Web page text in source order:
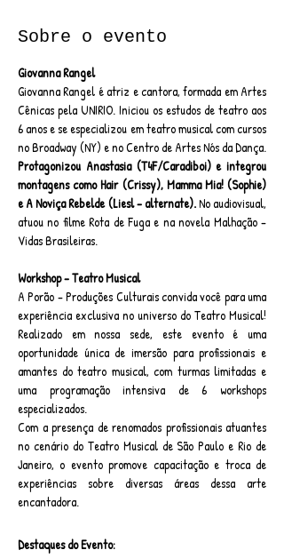
Sobre o evento
Giovanna Rangel
Giovanna Rangel é atriz e cantora, formada em Artes
Cênicas pela UNIRIO. Iniciou os estudos de teatro aos
6 anos e se especializou em teatro musical com cursos
Protagonizou Anastasia (T4F/Caradiboi) e integrou
montagens como Hair (Crissy), Mamma Mia! (Sophie)
e A Noviça Rebelde (Liesl – alternate). No audiovisual,
atuou no filme Rota de Fuga e na novela Malhação –
Vidas Brasileiras.
Workshop – Teatro Musical
A Porão – Produções Culturais convida você para uma
experiência exclusiva no universo do Teatro Musical!
Realizado em nossa sede, este evento é uma
oportunidade única de imersão para profissionais e
amantes do teatro musical, com turmas limitadas e
uma programação intensiva de 6 workshops
especializados.
Com a presença de renomados profissionais atuantes
no cenário do Teatro Musical de São Paulo e Rio de
Janeiro, o evento promove capacitação e troca de
experiências sobre diversas áreas dessa arte
encantadora.
Destaques do Evento: